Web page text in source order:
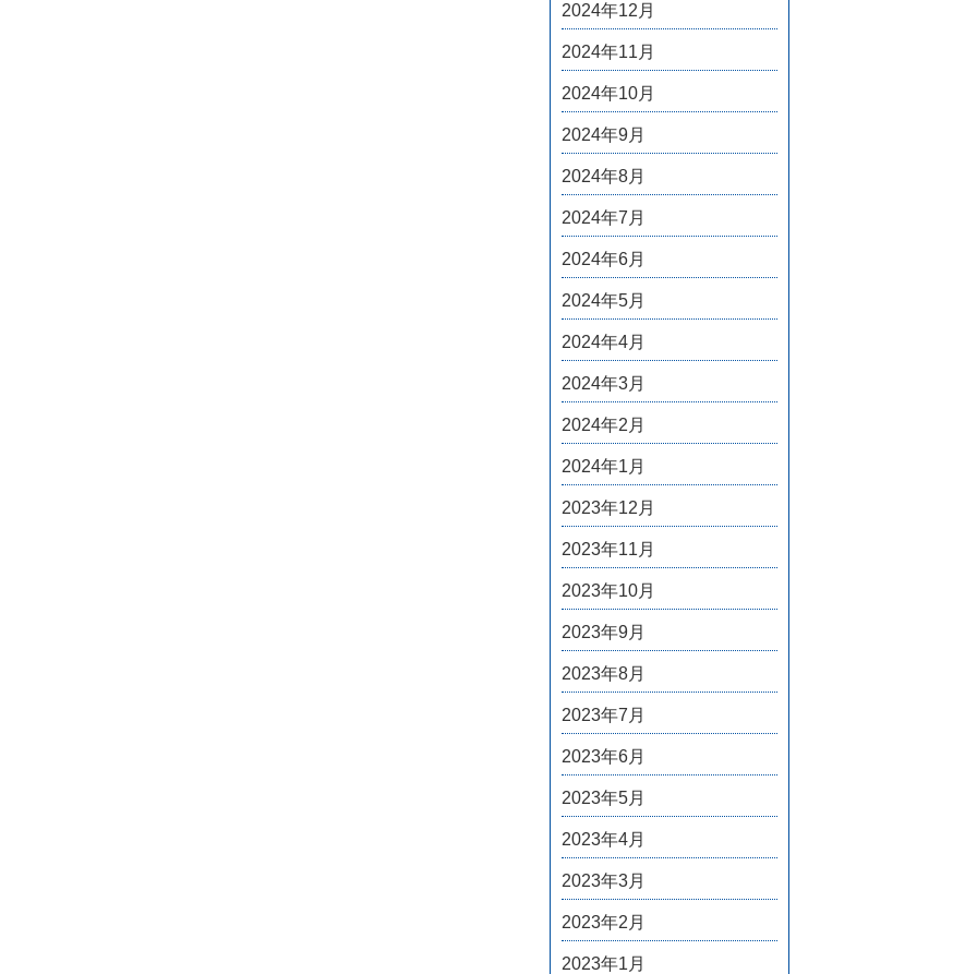
2024年12月
2024年11月
2024年10月
2024年9月
2024年8月
2024年7月
2024年6月
2024年5月
2024年4月
2024年3月
2024年2月
2024年1月
2023年12月
2023年11月
2023年10月
2023年9月
2023年8月
2023年7月
2023年6月
2023年5月
2023年4月
2023年3月
2023年2月
2023年1月